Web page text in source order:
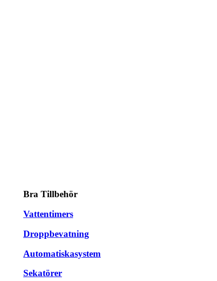
Bra Tillbehör
Vattentimers
Droppbevatning
Automatiskasystem
Sekatörer